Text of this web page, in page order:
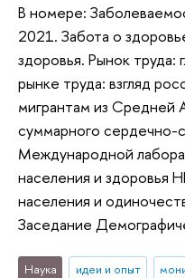
В номере:
2021. Забота о
здоровья. Рынок труда:
рынке труда: взгляд
мигрантам из Средней
суммарного сердечно-
Международной
населения и
населения и
Заседание
Наука идеи и опыт